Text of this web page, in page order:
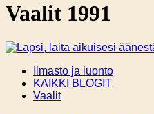
Vaalit 1991
Ilmasto ja luonto
KAIKKI BLOGIT
Vaalit